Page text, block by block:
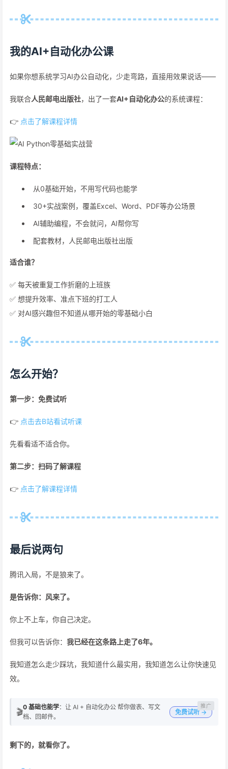
我的AI+自动化办公课
如果你想系统学习AI办公自动化，少走弯路，直接用效果说话——
我联合人民邮电出版社，出了一套AI+自动化办公的系统课程：
👉 点击了解课程详情
课程特点：
从0基础开始，不用写代码也能学
30+实战案例，覆盖Excel、Word、PDF等办公场景
AI辅助编程，不会就问，AI帮你写
配套教材，人民邮电出版社出版
适合谁？
✅ 每天被重复工作折磨的上班族
✅ 想提升效率、准点下班的打工人
✅ 对AI感兴趣但不知道从哪开始的零基础小白
怎么开始？
第一步：免费试听
👉 点击去B站看试听课
先看看适不适合你。
第二步：扫码了解课程
👉 点击了解课程详情
最后说两句
腾讯入局，不是狼来了。
是告诉你：风来了。
你上不上车，你自己决定。
但我可以告诉你： 我已经在这条路上走了6年。
我知道怎么走少踩坑，我知道什么最实用，我知道怎么让你快速见
效。
🎬0 基础也能学：让 AI + 自动化办公 帮你做表、写文
档、回邮件。
免费试听 →
剩下的，就看你了。